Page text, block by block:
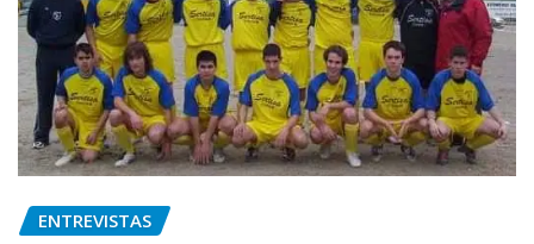
ENTREVISTAS